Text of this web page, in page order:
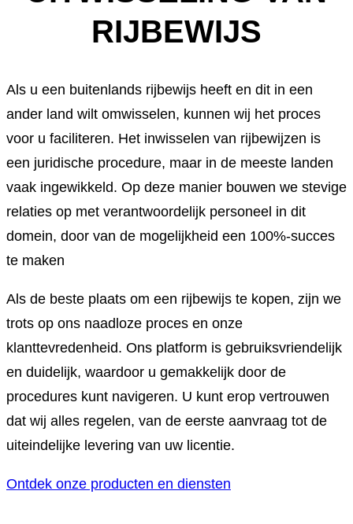
RIJBEWIJS
Als u een buitenlands rijbewijs heeft en dit in een
ander land wilt omwisselen, kunnen wij het proces
voor u faciliteren. Het inwisselen van rijbewijzen is
een juridische procedure, maar in de meeste landen
vaak ingewikkeld. Op deze manier bouwen we stevige
relaties op met verantwoordelijk personeel in dit
domein, door van de mogelijkheid een 100%-succes
te maken
Als de beste plaats om een rijbewijs te kopen, zijn we
trots op ons naadloze proces en onze
klanttevredenheid. Ons platform is gebruiksvriendelijk
en duidelijk, waardoor u gemakkelijk door de
procedures kunt navigeren. U kunt erop vertrouwen
dat wij alles regelen, van de eerste aanvraag tot de
uiteindelijke levering van uw licentie.
Ontdek onze producten en diensten